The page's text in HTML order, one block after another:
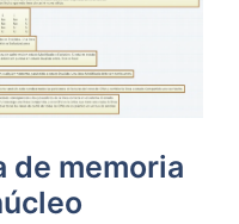
de memoria